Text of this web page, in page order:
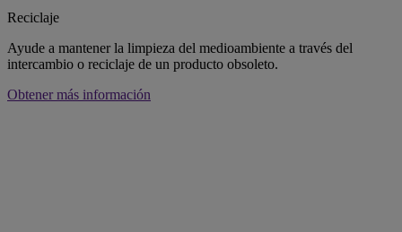
Reciclaje
Ayude a mantener la limpieza del medioambiente a través del
intercambio o reciclaje de un producto obsoleto.
Obtener más información